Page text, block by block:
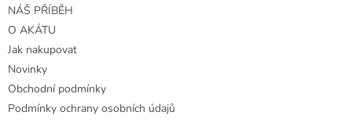
NÁŠ PŘÍBĚH
O AKÁTU
Jak nakupovat
Novinky
Obchodní podmínky
Podmínky ochrany osobních údajů